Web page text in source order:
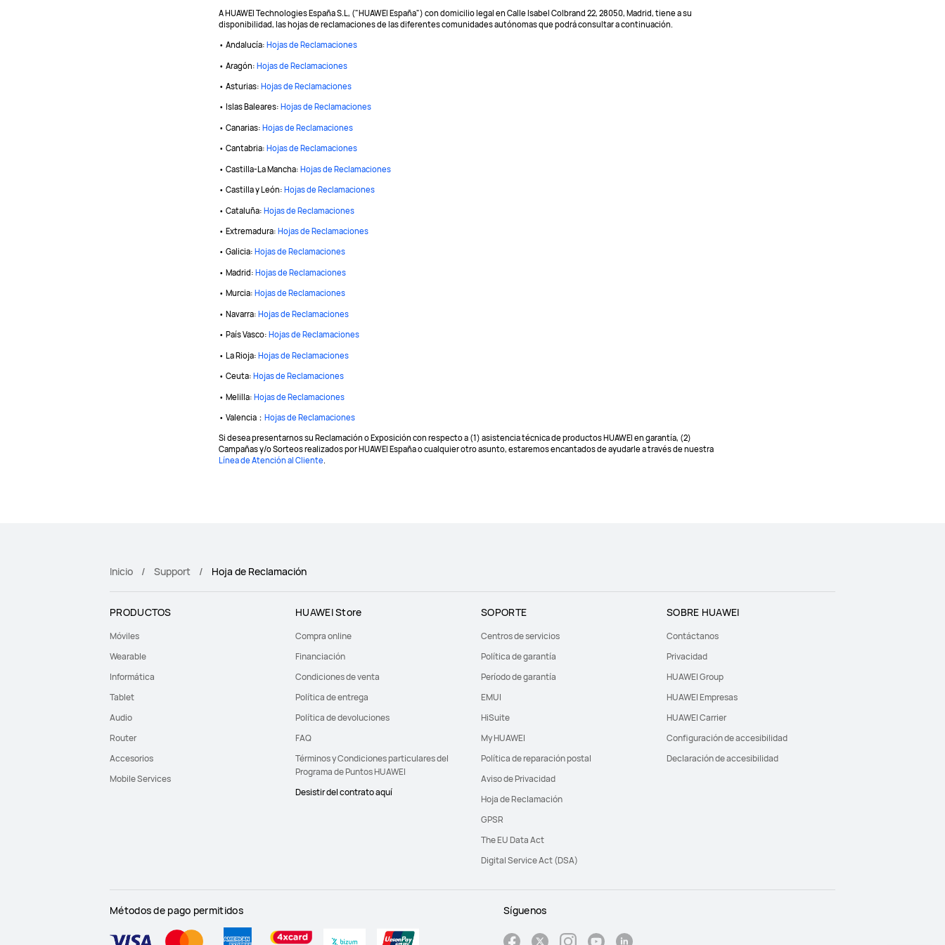
A HUAWEI Technologies España S.L, ("HUAWEI España") con domicilio legal en Calle Isabel Colbrand 22, 28050, Madrid, tiene a su
disponibilidad, las hojas de reclamaciones de las diferentes comunidades autónomas que podrá consultar a continuación.
• Andalucía: Hojas de Reclamaciones
• Aragón: Hojas de Reclamaciones
• Asturias: Hojas de Reclamaciones
• Islas Baleares: Hojas de Reclamaciones
• Canarias: Hojas de Reclamaciones
• Cantabria: Hojas de Reclamaciones
• Castilla-La Mancha: Hojas de Reclamaciones
• Castilla y León: Hojas de Reclamaciones
• Cataluña: Hojas de Reclamaciones
• Extremadura: Hojas de Reclamaciones
• Galicia: Hojas de Reclamaciones
• Madrid: Hojas de Reclamaciones
• Murcia: Hojas de Reclamaciones
• Navarra: Hojas de Reclamaciones
• País Vasco: Hojas de Reclamaciones
• La Rioja: Hojas de Reclamaciones
• Ceuta: Hojas de Reclamaciones
• Melilla: Hojas de Reclamaciones
• Valencia： Hojas de Reclamaciones
Si desea presentarnos su Reclamación o Exposición con respecto a (1) asistencia técnica de productos HUAWEI en garantía, (2)
Campañas y/o Sorteos realizados por HUAWEI España o cualquier otro asunto, estaremos encantados de ayudarle a través de nuestra
Línea de Atención al Cliente.
Inicio Support Hoja de Reclamación
PRODUCTOS
Móviles
Wearable
Informática
Tablet
Audio
Router
Accesorios
Mobile Services
HUAWEI Store
Compra online
Financiación
Condiciones de venta
Política de entrega
Política de devoluciones
FAQ
Términos y Condiciones particulares del
Programa de Puntos HUAWEI
Desistir del contrato aquí
SOPORTE
Centros de servicios
Política de garantía
Período de garantía
EMUI
HiSuite
My HUAWEI
Política de reparación postal
Aviso de Privacidad
Hoja de Reclamación
GPSR
The EU Data Act
Digital Service Act (DSA)
SOBRE HUAWEI
Contáctanos
Privacidad
HUAWEI Group
HUAWEI Empresas
HUAWEI Carrier
Configuración de accesibilidad
Declaración de accesibilidad
Métodos de pago permitidos Síguenos